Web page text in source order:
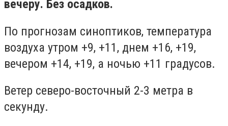
вечеру. Без осадков.
По прогнозам синоптиков, температура
воздуха утром +9, +11, днем +16, +19,
вечером +14, +19, а ночью +11 градусов.
Ветер северо-восточный 2-3 метра в
секунду.